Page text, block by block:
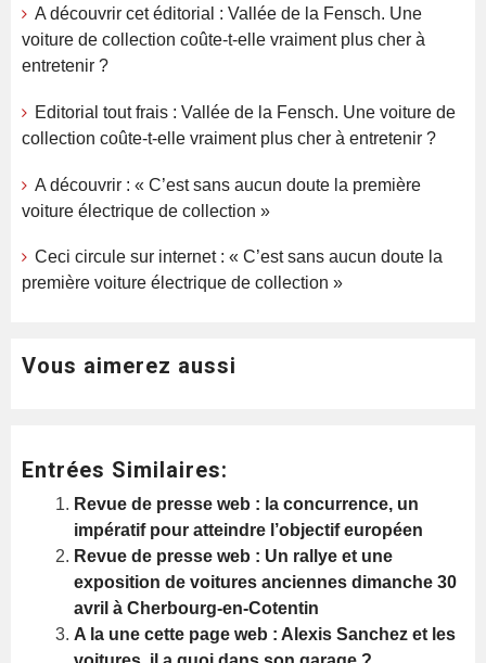
A découvrir cet éditorial : Vallée de la Fensch. Une
voiture de collection coûte-t-elle vraiment plus cher à
entretenir ?
Editorial tout frais : Vallée de la Fensch. Une voiture de
collection coûte-t-elle vraiment plus cher à entretenir ?
A découvrir : « C’est sans aucun doute la première
voiture électrique de collection »
Ceci circule sur internet : « C’est sans aucun doute la
première voiture électrique de collection »
Vous aimerez aussi
Entrées Similaires:
Revue de presse web : la concurrence, un
impératif pour atteindre l’objectif européen
Revue de presse web : Un rallye et une
exposition de voitures anciennes dimanche 30
avril à Cherbourg-en-Cotentin
A la une cette page web : Alexis Sanchez et les